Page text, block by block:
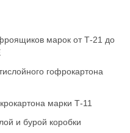
марок от Т-21 до
гофрокартона
марки Т-11
и бурой коробки